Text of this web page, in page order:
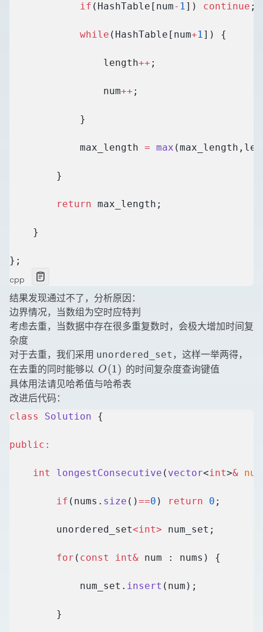
if (HashTable[num- 1]) continue ;
while (HashTable[num+1]) {
length++ ;
num++ ;
}
max_length = max
}
return max_length;
}
};
cpp
结果发现通过不了，分析原因：
边界情况，当数组为空时应特判
考虑去重，当数据中存在很多重复数时，会极大增加时间复
杂度
对于去重，我们采用 unordered_set ，这样一举两得，
在去重的同时能够以 O(1)
O(1) 的时间复杂度查询键值
具体用法请见哈希值与哈希表
改进后代码：
class Solution {
public:
int longestConsecutive ( vector<int>&
if (nums. size ()==0 ) return 0 ;
unordered_set<int> num_set;
for ( const int& num : nums) {
num_set. insert (num);
}